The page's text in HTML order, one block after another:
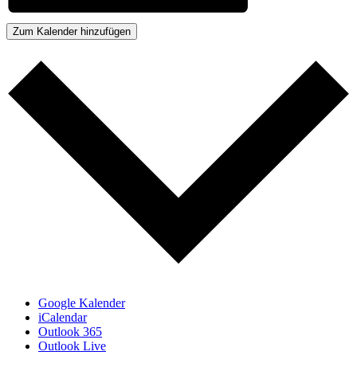
Zum Kalender hinzufügen
Google Kalender
iCalendar
Outlook 365
Outlook Live